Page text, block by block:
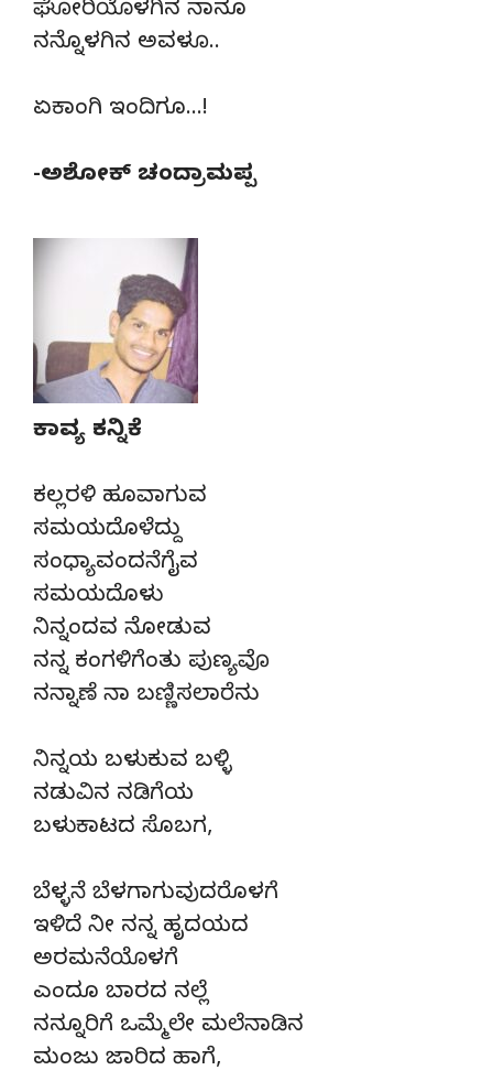
ಘೋರಿಯೊಳಗಿನ ನಾನೂ
ನನ್ನೊಳಗಿನ ಅವಳೂ..
ಏಕಾಂಗಿ ಇಂದಿಗೂ…!
-ಅಶೋಕ್ ಚಂದ್ರಾಮಪ್ಪ
ಕಾವ್ಯ ಕನ್ನಿಕೆ
ಕಲ್ಲರಳಿ ಹೂವಾಗುವ
ಸಮಯದೊಳೆದ್ದು
ಸಂಧ್ಯಾವಂದನೆಗೈವ
ಸಮಯದೊಳು
ನಿನ್ನಂದವ ನೋಡುವ
ನನ್ನ ಕಂಗಳಿಗೆಂತು ಪುಣ್ಯವೊ
ನನ್ನಾಣೆ ನಾ ಬಣ್ಣಿಸಲಾರೆನು
ನಿನ್ನಯ ಬಳುಕುವ ಬಳ್ಳಿ
ನಡುವಿನ ನಡಿಗೆಯ
ಬಳುಕಾಟದ ಸೊಬಗ,
ಬೆಳ್ಳನೆ ಬೆಳಗಾಗುವುದರೊಳಗೆ
ಇಳಿದೆ ನೀ ನನ್ನ ಹೃದಯದ
ಅರಮನೆಯೊಳಗೆ
ಎಂದೂ ಬಾರದ ನಲ್ಲೆ
ನನ್ನೂರಿಗೆ ಒಮ್ಮೆಲೇ ಮಲೆನಾಡಿನ
ಮಂಜು ಜಾರಿದ ಹಾಗೆ,